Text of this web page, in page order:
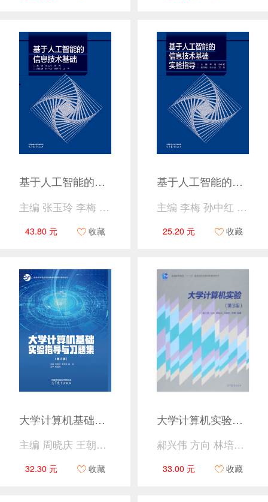
基于人工智能的信息技术基础
主编 张玉玲 李梅 副主编 孙中红 杨延村 邓华
43.80 元 收藏
基于人工智能的信息技术基础实验指导
主编 李梅 孙中红 副主编 张玉玲 邓华
25.20 元 收藏
大学计算机基础实验指导与习题集（第3版）
主编 周晓庆 王朝斌 杨韬 主审 陈亚军
32.30 元 收藏
大学计算机实验（第3版）
郝兴伟 方向 林培光 冯烟利 李博
33.00 元 收藏